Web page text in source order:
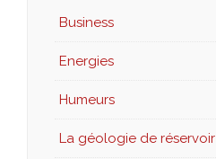
Business
Energies
Humeurs
La géologie de réservoir